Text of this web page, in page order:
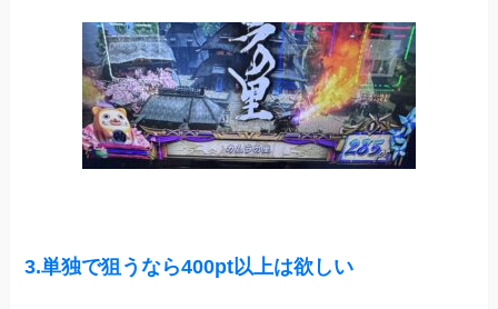
3.単独で狙うなら400pt以上は欲しい